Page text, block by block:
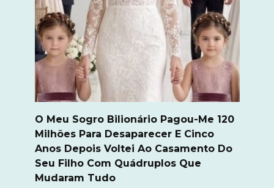
O Meu Sogro Bilionário Pagou-Me 120
Milhões Para Desaparecer E Cinco
Anos Depois Voltei Ao Casamento Do
Seu Filho Com Quádruplos Que
Mudaram Tudo